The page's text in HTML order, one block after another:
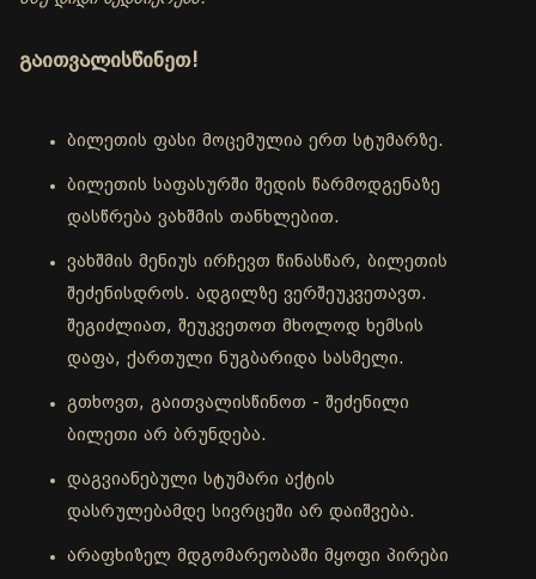
გაითვალისწინეთ!
ბილეთის ფასი მოცემულია ერთ სტუმარზე.
ბილეთის საფასურში შედის წარმოდგენაზე
დასწრება ვახშმის თანხლებით.
ვახშმის მენიუს ირჩევთ წინასწარ, ბილეთის
შეძენისდროს. ადგილზე ვერშეუკვეთავთ.
შეგიძლიათ, შეუკვეთოთ მხოლოდ ხემსის
დაფა, ქართული ნუგბარიდა სასმელი.
გთხოვთ, გაითვალისწინოთ - შეძენილი
ბილეთი არ ბრუნდება.
დაგვიანებული სტუმარი აქტის
დასრულებამდე სივრცეში არ დაიშვება.
არაფხიზელ მდგომარეობაში მყოფი პირები